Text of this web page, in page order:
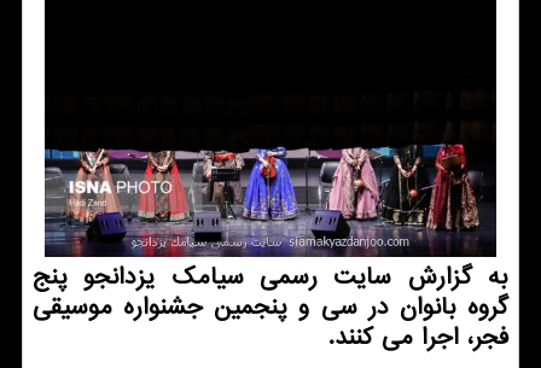
به گزارش سایت رسمی سیامك یزدانجو پ‍نج
گروه بانوان در سی و پنجمین جشنواره موسیقی
فجر، اجرا می كنند.